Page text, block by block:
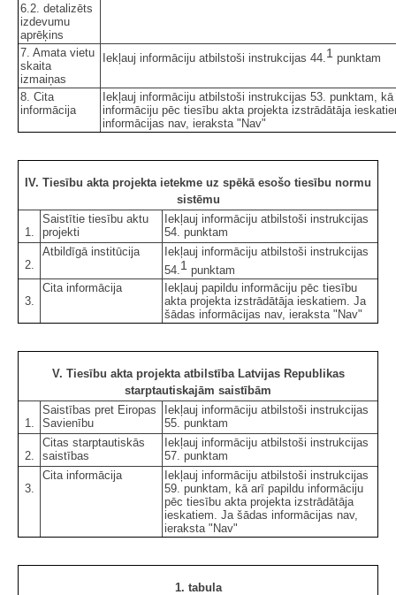
6.2. detalizēts
izdevumu
aprēķins
7. Amata vietu
skaita
izmaiņas
Iekļauj informāciju atbilstoši instrukcijas 44. 1 punktam
8. Cita
informācija
Iekļauj informāciju atbilstoši instrukcijas 53. punktam,
informāciju pēc tiesību akta projekta izstrādātāja
informācijas nav, ieraksta "Nav"
IV. Tiesību akta projekta ietekme uz spēkā esošo tiesību normu
sistēmu
1.
Saistītie tiesību aktu
projekti
Iekļauj informāciju atbilstoši instrukcijas
54. punktam
2.
Atbildīgā institūcija
Iekļauj informāciju atbilstoši instrukcijas
54. 1 punktam
3.
Cita informācija
Iekļauj papildu informāciju pēc tiesību
akta projekta izstrādātāja ieskatiem. Ja
šādas informācijas nav, ieraksta "Nav"
V. Tiesību akta projekta atbilstība Latvijas Republikas
starptautiskajām saistībām
1.
Saistības pret Eiropas
Savienību
Iekļauj informāciju atbilstoši instrukcijas
55. punktam
2.
Citas starptautiskās
saistības
Iekļauj informāciju atbilstoši instrukcijas
57. punktam
3.
Cita informācija
Iekļauj informāciju atbilstoši instrukcijas
59. punktam, kā arī papildu informāciju
pēc tiesību akta projekta izstrādātāja
ieskatiem. Ja šādas informācijas nav,
ieraksta "Nav"
1. tabula